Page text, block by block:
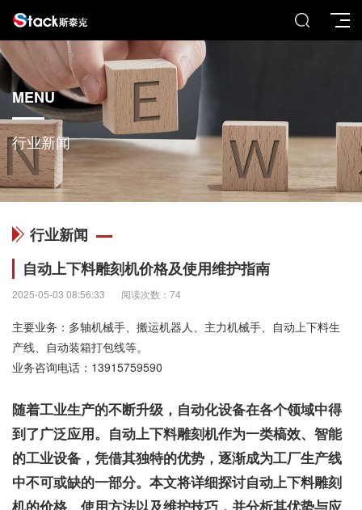
MENU
行业新闻
行业新闻
自动上下料雕刻机价格及使用维护指南
2025-05-03 08:56:33 阅读次数：74
主要业务：多轴机械手、搬运机器人、主力机械手、自动上下料生
产线、自动装箱打包线等。
业务咨询电话： 13915759590
随着工业生产的不断升级，自动化设备在各个领域中得
到了广泛应用。自动上下料雕刻机作为一类槁效、智能
的工业设备，凭借其独特的优势，逐渐成为工厂生产线
中不可或缺的一部分。本文将详细探讨自动上下料雕刻
机的价格、使用方法以及维护技巧，并分析其优势与应